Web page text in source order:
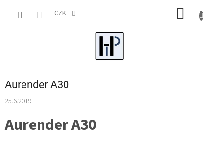
CZK
Aurender A30
25.6.2019
Aurender A30